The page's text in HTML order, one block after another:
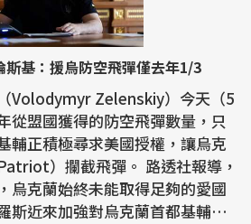
斯基：援烏防空飛彈僅去年1/3
Volodymyr Zelenskiy）今天（5
從盟國獲得的防空飛彈數量，只
輔正積極尋求美國授權，讓烏克
截飛彈。 路透社報導，
烏克蘭始終未能取得足夠的愛國
斯近來加強對烏克蘭首都基輔和